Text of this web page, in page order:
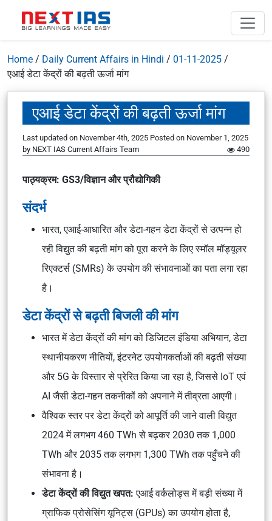
Home / Daily Current Affairs in Hindi / 01-11-2025 /
एआई डेटा केंद्रों की बढ़ती ऊर्जा मांग
एआई डेटा केंद्रों की बढ़ती ऊर्जा मांग
Last updated on November 4th, 2025 Posted on November 1, 2025
by NEXT IAS Current Affairs Team 490
पाठ्यक्रम: GS3/विज्ञान और प्रौद्योगिकी
संदर्भ
भारत, एआई-आधारित और डेटा-गहन डेटा केंद्रों से उत्पन्न हो
रही विद्युत की बढ़ती मांग को पूरा करने के लिए स्मॉल मॉड्यूलर
रिएक्टर्स (SMRs) के उपयोग की संभावनाओं का पता लगा रहा
है।
डेटा केंद्रों से बढ़ती बिजली की मांग
भारत में डेटा केंद्रों की मांग को डिजिटल इंडिया अभियान, डेटा
स्थानीयकरण नीतियों, इंटरनेट उपयोगकर्ताओं की बढ़ती संख्या
और 5G के विस्तार से प्रेरित किया जा रहा है, जिससे IoT एवं
AI जैसी डेटा-गहन तकनीकों को अपनाने में तीव्रता आएगी।
वैश्विक स्तर पर डेटा केंद्रों को आपूर्ति की जाने वाली विद्युत
2024 में लगभग 460 TWh से बढ़कर 2030 तक 1,000
TWh और 2035 तक लगभग 1,300 TWh तक पहुँचने की
संभावना है।
डेटा केंद्रों की विद्युत खपत: एआई वर्कलोड्स में बड़ी संख्या में
ग्राफिक प्रोसेसिंग यूनिट्स (GPUs) का उपयोग होता है,